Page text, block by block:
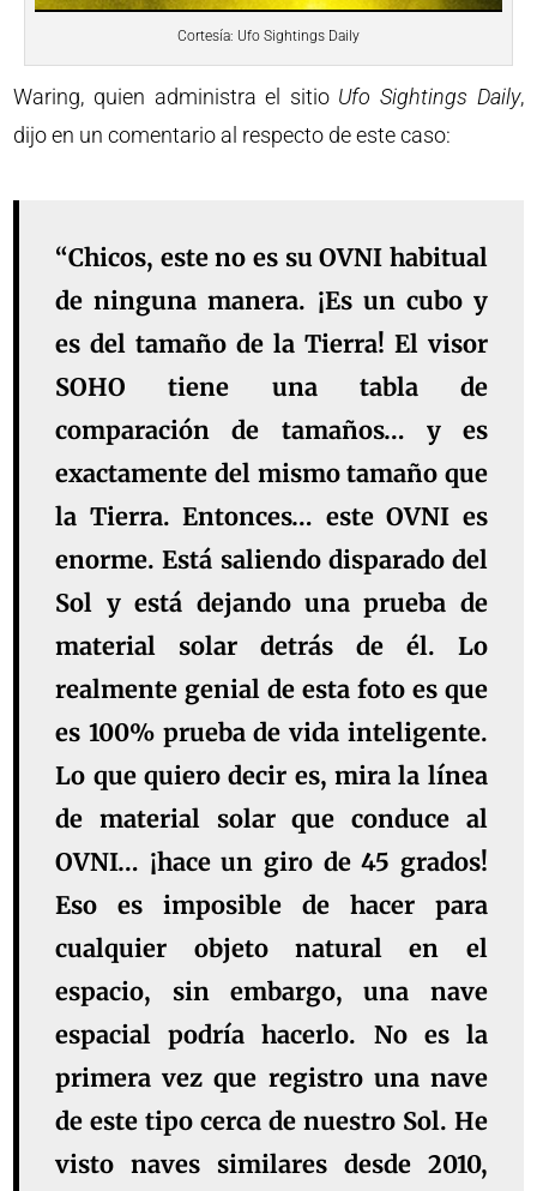
Cortesía: Ufo Sightings Daily
Waring, quien administra el sitio Ufo Sightings Daily,
dijo en un comentario al respecto de este caso:
“Chicos, este no es su OVNI habitual
de ninguna manera. ¡Es un cubo y
es del tamaño de la Tierra! El visor
SOHO tiene una tabla de
comparación de tamaños… y es
exactamente del mismo tamaño que
la Tierra. Entonces… este OVNI es
enorme. Está saliendo disparado del
Sol y está dejando una prueba de
material solar detrás de él. Lo
realmente genial de esta foto es que
es 100% prueba de vida inteligente.
Lo que quiero decir es, mira la línea
de material solar que conduce al
OVNI… ¡hace un giro de 45 grados!
Eso es imposible de hacer para
cualquier objeto natural en el
espacio, sin embargo, una nave
espacial podría hacerlo. No es la
primera vez que registro una nave
de este tipo cerca de nuestro Sol. He
visto naves similares desde 2010,